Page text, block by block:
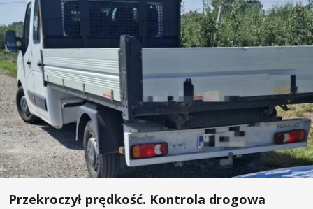
Przekroczył prędkość. Kontrola drogowa